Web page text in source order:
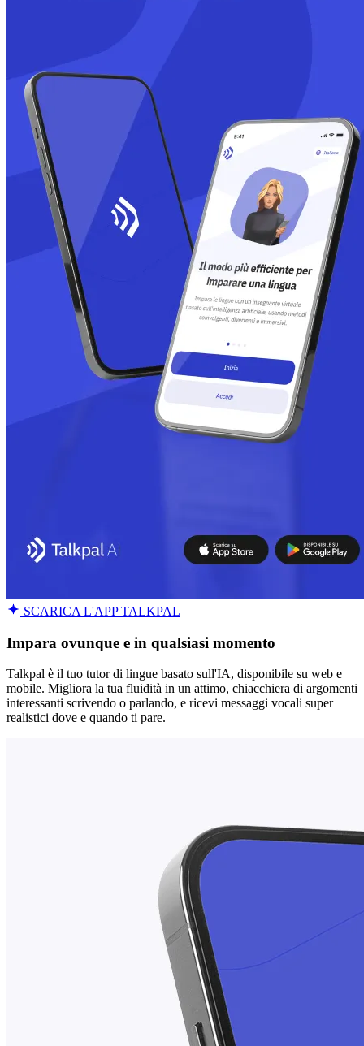
SCARICA L'APP TALKPAL
Impara ovunque e in qualsiasi momento
Talkpal è il tuo tutor di lingue basato sull'IA, disponibile su web e
mobile. Migliora la tua fluidità in un attimo, chiacchiera di argomenti
interessanti scrivendo o parlando, e ricevi messaggi vocali super
realistici dove e quando ti pare.